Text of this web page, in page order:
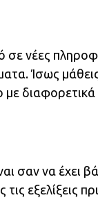
σε νέες
Ίσως μάθεις
διαφορετικά
σαν να έχει
τις εξελίξεις